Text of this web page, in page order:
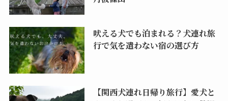
吠える犬でも泊まれる？犬連れ旅
行で気を遣わない宿の選び方
【関西犬連れ日帰り旅行】愛犬と